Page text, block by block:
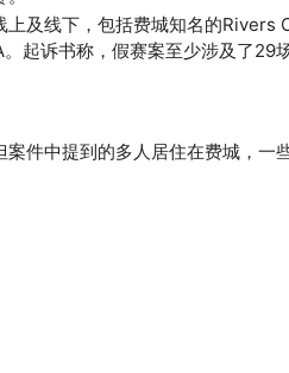
及线下，包括费城知名的Rivers
起诉书称，假赛案至少涉及了29
件中提到的多人居住在费城，一